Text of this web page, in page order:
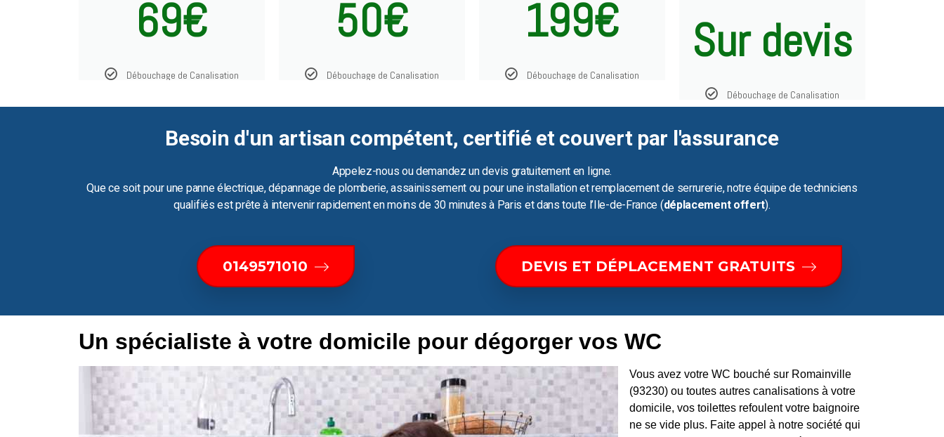
69€
Débouchage de Canalisation
50€
Débouchage de Canalisation
199€
Débouchage de Canalisation
Sur devis
Débouchage de Canalisation
Besoin d'un artisan compétent, certifié et couvert par l'assurance
Appelez-nous ou demandez un devis gratuitement en ligne.
Que ce soit pour une panne électrique, dépannage de plomberie, assainissement ou pour une installation et remplacement de serrurerie, notre équipe de techniciens
qualifiés est prête à intervenir rapidement en moins de 30 minutes à Paris et dans toute l’Ile-de-France (déplacement offert).
0149571010 DEVIS ET DÉPLACEMENT GRATUITS
Un spécialiste à votre domicile pour dégorger vos WC
Vous avez votre WC bouché sur Romainville
(93230) ou toutes autres canalisations à votre
domicile, vos toilettes refoulent votre baignoire
ne se vide plus. Faite appel à notre société qui